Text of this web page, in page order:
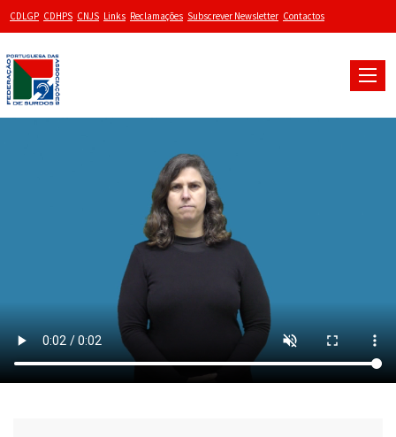
CDLGP CDHPS CNJS Links Reclamações Subscrever Newsletter Contactos
Toggle